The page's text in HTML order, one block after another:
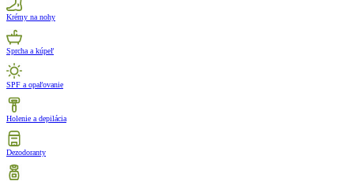
Krémy na nohy
Sprcha a kúpeľ
SPF a opaľovanie
Holenie a depilácia
Dezodoranty